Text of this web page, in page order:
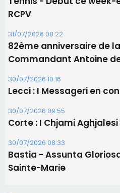
Corte : I Chjami
Bastia - Assunta
Sainte-Marie
Satine Nomary est la
d'un spectacle qui ne
La gendarmerie alerte les
face à une nouvelle